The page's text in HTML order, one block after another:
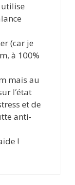
(car je
à 100%
mais au
l’état
et de
anti-
!